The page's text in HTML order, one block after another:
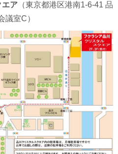
エア （東京都港区港南1-6-41 品
議室C）